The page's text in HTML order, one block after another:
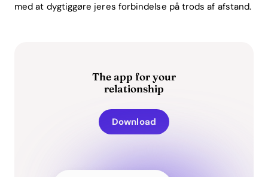
med at dygtiggøre jeres forbindelse på trods af afstand.
The app for your
relationship
Download